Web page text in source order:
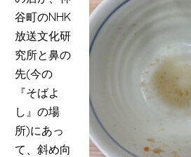
谷町のNHK
放送文化研
究所と鼻の
先(今の
『そばよ
し』の場
所)にあっ
て、斜め向